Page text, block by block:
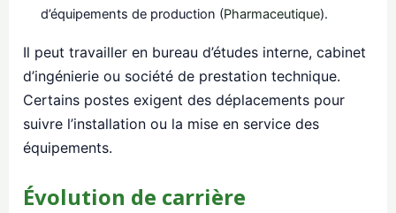
d’équipements de production (Pharmaceutique).
Il peut travailler en bureau d’études interne, cabinet
d’ingénierie ou société de prestation technique.
Certains postes exigent des déplacements pour
suivre l’installation ou la mise en service des
équipements.
Évolution de carrière